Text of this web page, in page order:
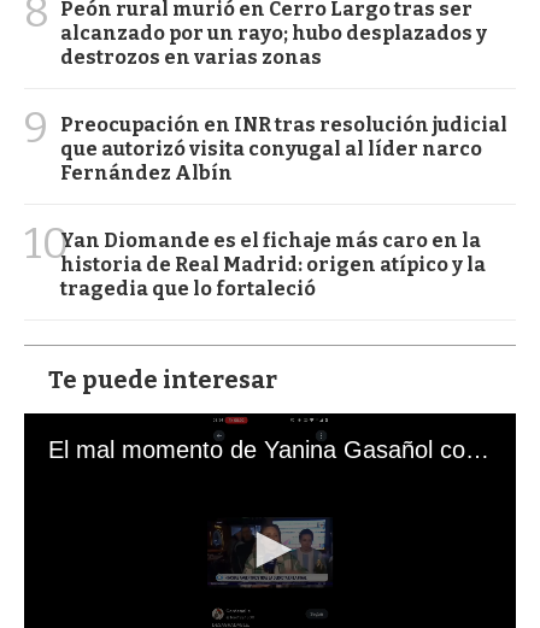
8
Peón rural murió en Cerro Largo tras ser
alcanzado por un rayo; hubo desplazados y
destrozos en varias zonas
9
Preocupación en INR tras resolución judicial
que autorizó visita conyugal al líder narco
Fernández Albín
10Yan Diomande es el fichaje más caro en la
historia de Real Madrid: origen atípico y la
tragedia que lo fortaleció
Te puede interesar
El mal momento de Yanina Gasañol con un hincha argentino en "Subrayado"